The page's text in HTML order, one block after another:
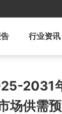
行业资讯
2031
场供需